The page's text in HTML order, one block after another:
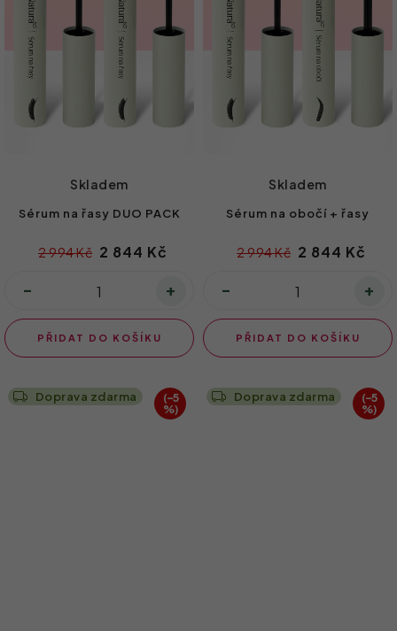
Sérum na řasy DUO PACK
Skladem
2 844 Kč
2 994 Kč
PŘIDAT DO KOŠÍKU
Sérum na obočí + řasy
Skladem
2 844 Kč
2 994 Kč
PŘIDAT DO KOŠÍKU
Doprava zdarma
(–5
%)
Doprava zdarma
(–5
%)